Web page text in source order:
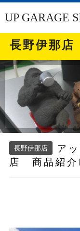
UP GARAGE
長野伊那店
長野伊那店
ア
店 商品紹介